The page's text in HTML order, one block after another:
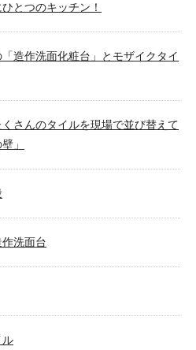
とつのキッチン！
造作洗面化粧台」とモザイクタイ
さんのタイルを現場で並び替えて
」
洗面台
ル